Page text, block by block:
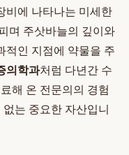
비에 나타나는 미세한
며 주삿바늘의 깊이와
적인 지점에 약물을 주
의학과처럼 다년간 수
해 온 전문의의 경험
는 중요한 자산입니